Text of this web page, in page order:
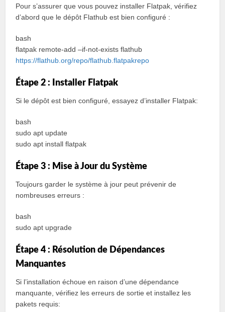
Pour s’assurer que vous pouvez installer Flatpak, vérifiez
d’abord que le dépôt Flathub est bien configuré :
bash
flatpak remote-add –if-not-exists flathub
https://flathub.org/repo/flathub.flatpakrepo
Étape 2 : Installer Flatpak
Si le dépôt est bien configuré, essayez d’installer Flatpak:
bash
sudo apt update
sudo apt install flatpak
Étape 3 : Mise à Jour du Système
Toujours garder le système à jour peut prévenir de
nombreuses erreurs :
bash
sudo apt upgrade
Étape 4 : Résolution de Dépendances
Manquantes
Si l’installation échoue en raison d’une dépendance
manquante, vérifiez les erreurs de sortie et installez les
pakets requis: